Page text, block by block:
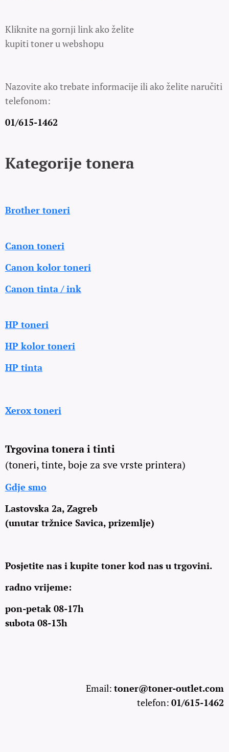
Kliknite na gornji link ako želite
kupiti toner u webshopu
Nazovite ako trebate informacije ili ako želite naručiti
telefonom:
01/615-1462
Kategorije tonera
Brother toneri
Canon toneri
Canon kolor toneri
Canon tinta / ink
HP toneri
HP kolor toneri
HP tinta
Xerox toneri
Trgovina tonera i tinti
(toneri, tinte, boje za sve vrste printera)
Gdje smo
Lastovska 2a, Zagreb
(unutar tržnice Savica, prizemlje)
Posjetite nas i kupite toner kod nas u trgovini.
radno vrijeme:
pon-petak 08-17h
subota 08-13h
Email: toner@toner-outlet.com
telefon: 01/615-1462